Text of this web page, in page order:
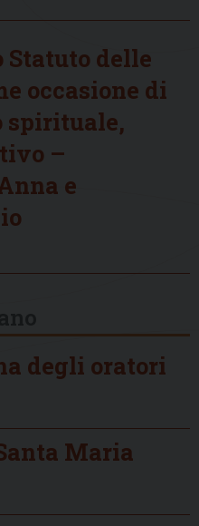
Statuto delle
occasione di
spirituale,
–
e
degli oratori
Maria